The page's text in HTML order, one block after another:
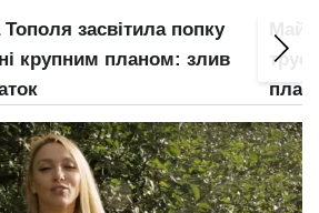
Нікітюк спустила
груди крупним